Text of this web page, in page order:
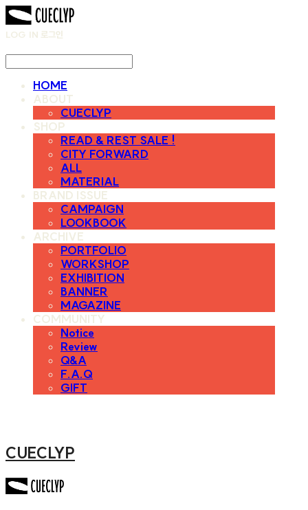
LOG IN 로그인
HOME
ABOUT
CUECLYP
SHOP
READ & REST SALE !
CITY FORWARD
ALL
MATERIAL
BRAND ISSUE
CAMPAIGN
LOOKBOOK
ARCHIVE
PORTFOLIO
WORKSHOP
EXHIBITION
BANNER
MAGAZINE
COMMUNITY
Notice
Review
Q&A
F.A.Q
GIFT
CUECLYP